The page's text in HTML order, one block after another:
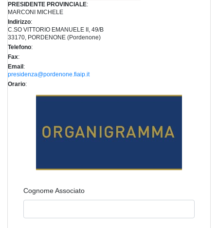
PRESIDENTE PROVINCIALE:
MARCONI MICHELE
Indirizzo:
C.SO VITTORIO EMANUELE II, 49/B
33170, PORDENONE (Pordenone)
Telefono:
Fax:
Email :
presidenza@pordenone.fiaip.it
Orario:
Cognome Associato